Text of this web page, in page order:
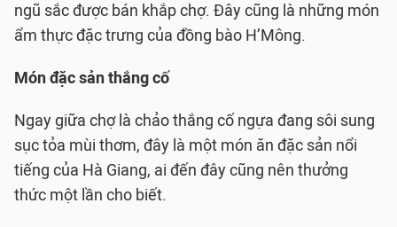
ngũ sắc được bán khắp chợ. Đây cũng là những món
ẩm thực đặc trưng của đồng bào H’Mông.
Món đặc sản thắng cố
Ngay giữa chợ là chảo thắng cố ngựa đang sôi sung
sục tỏa mùi thơm, đây là một món ăn đặc sản nổi
tiếng của Hà Giang, ai đến đây cũng nên thưởng
thức một lần cho biết.